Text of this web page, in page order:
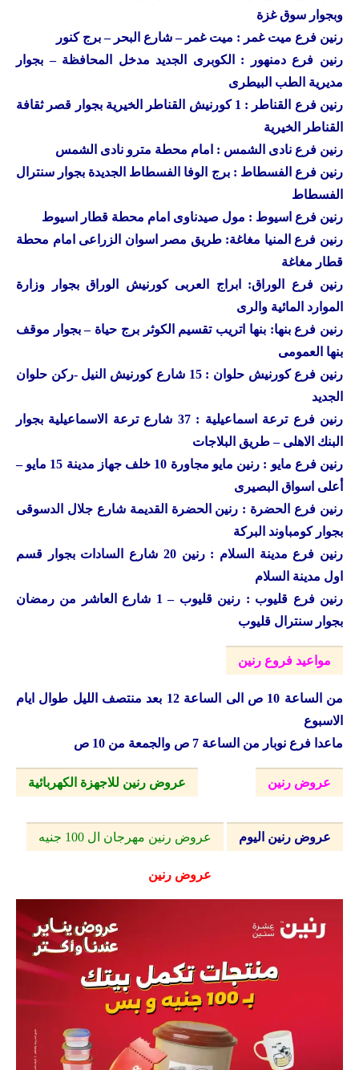
وبجوار سوق غزة
رنين فرع ميت غمر : ميت غمر – شارع البحر – برج كنور
رنين فرع دمنهور : الكوبرى الجديد مدخل المحافظة – بجوار
مديرية الطب البيطرى
رنين
فرع القناطر : 1 كورنيش القناطر الخيرية بجوار قصر ثقافة
القناطر الخيرية
رنين فرع نادى الشمس : امام محطة مترو نادى الشمس
رنين فرع الفسطاط : برج الوفا الفسطاط الجديدة بجوار سنترال
الفسطاط
رنين فرع اسيوط : مول صيدناوى امام محطة قطار اسيوط
رنين فرع المنيا مغاغة: طريق مصر اسوان الزراعى امام محطة
قطار مغاغة
رنين فرع الوراق: ابراج العربى كورنيش الوراق بجوار وزارة
الموارد المائية والرى
رنين فرع بنها: بنها اتريب تقسيم الكوثر برج حياة – بجوار موقف
بنها العمومى
رنين فرع كورنيش حلوان : 15 شارع كورنيش النيل -ركن حلوان
الجديد
رنين فرع ترعة اسماعيلية : 37 شارع ترعة الاسماعيلية بجوار
البنك الاهلى – طريق البلاجات
رنين فرع مايو : رنين مايو مجاورة 10 خلف جهاز مدينة 15 مايو –
أعلى اسواق البصيرى
رنين فرع الحضرة : رنين الحضرة القديمة شارع جلال الدسوقى
بجوار كومباوند البركة
رنين فرع مدينة السلام : رنين 20 شارع السادات بجوار قسم
اول مدينة السلام
رنين فرع قليوب : رنين قليوب – 1 شارع العاشر من رمضان
بجوار سنترال قليوب
مواعيد فروع رنين
من الساعة 10 ص الى الساعة 12 بعد منتصف الليل طوال ايام
الاسبوع
ماعدا فرع نوبار من الساعة 7 ص والجمعة من 10 ص
عروض رنين عروض رنين للاجهزة الكهربائية
عروض رنين اليوم عروض رنين مهرجان ال 100 جنيه
عروض رنين